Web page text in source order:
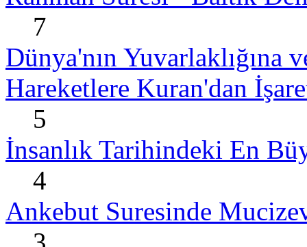
7
Dünya'nın Yuvarlaklığına
Hareketlere Kuran'dan
5
İnsanlık Tarihindeki En
4
Ankebut Suresinde